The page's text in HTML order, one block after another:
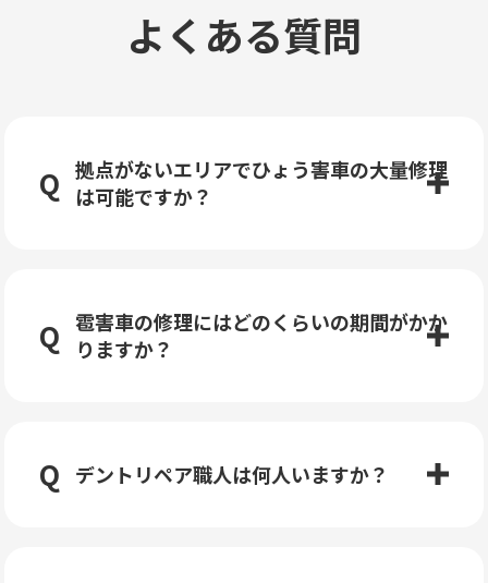
よくある質問
拠点がないエリアでひょう害車の大量修理
は可能ですか？
雹害車の修理にはどのくらいの期間がかか
りますか？
デントリペア職人は何人いますか？